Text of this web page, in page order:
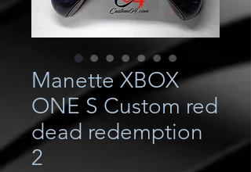
Manette XBOX
ONE S Custom red
dead redemption
2